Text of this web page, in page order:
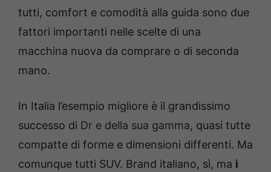
tutti, comfort e comodità alla guida sono due
fattori importanti nelle scelte di una
macchina nuova da comprare o di seconda
mano.
In Italia l’esempio migliore è il grandissimo
successo di Dr e della sua gamma, quasi tutte
compatte di forme e dimensioni differenti. Ma
comunque tutti SUV. Brand italiano, sì, ma i